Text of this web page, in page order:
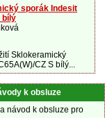
sporák Indesit
bílý
Sklokeramický
CZ S bílý...
k obsluze
návod k obsluze pro